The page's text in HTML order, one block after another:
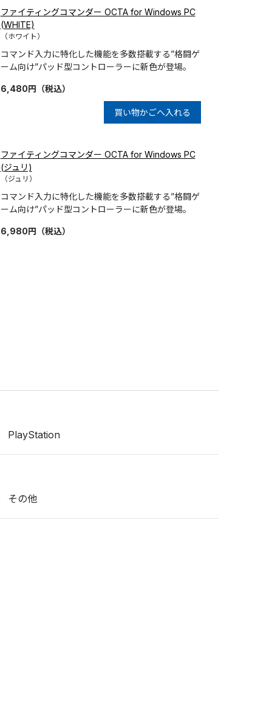
ファイティングコマンダー OCTA for Windows PC
(WHITE)
（ホワイト）
コマンド入力に特化した機能を多数搭載する”格闘ゲ
ーム向け”パッド型コントローラーに新色が登場。
6,480円 （税込）
買い物かごへ入れる
ファイティングコマンダー OCTA for Windows PC
(ジュリ)
（ジュリ）
コマンド入力に特化した機能を多数搭載する”格闘ゲ
ーム向け”パッド型コントローラーに新色が登場。
6,980円 （税込）
PlayStation
その他